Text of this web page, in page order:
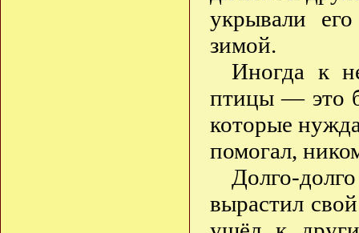
укрывали
зимой.
Иногда к
птицы — это
которые
помогал,
Долго-
вырастил